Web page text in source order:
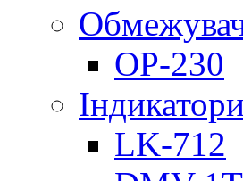
OP-230
LK-712